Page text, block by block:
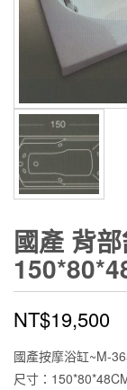
國產 背
NT$19,500
國產按摩浴缸~M-
尺寸：